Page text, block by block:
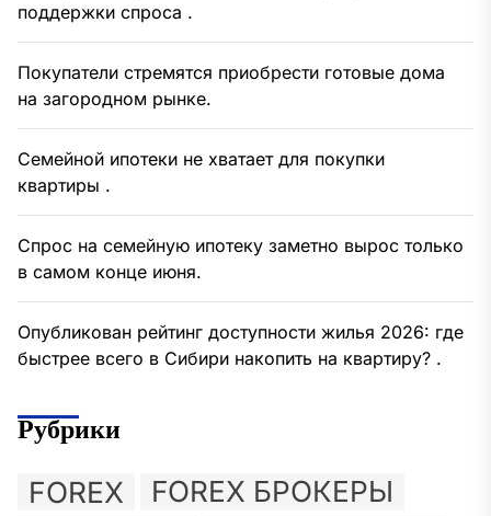
поддержки спроса .
Покупатели стремятся приобрести готовые дома
на загородном рынке.
Семейной ипотеки не хватает для покупки
квартиры .
Спрос на семейную ипотеку заметно вырос только
в самом конце июня.
Опубликован рейтинг доступности жилья 2026: где
быстрее всего в Сибири накопить на квартиру? .
Рубрики
FOREX FOREX БРОКЕРЫ